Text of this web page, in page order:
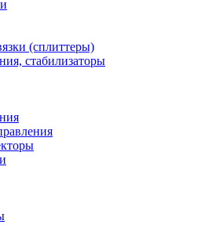
(сплиттеры)
стабилизаторы